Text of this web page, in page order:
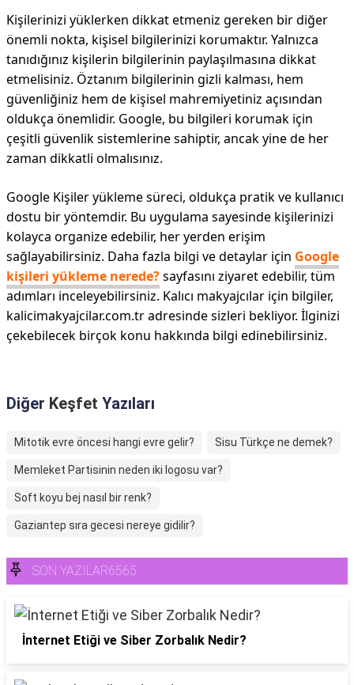
Kişilerinizi yüklerken dikkat etmeniz gereken bir diğer
önemli nokta, kişisel bilgilerinizi korumaktır. Yalnızca
tanıdığınız kişilerin bilgilerinin paylaşılmasına dikkat
etmelisiniz. Öztanım bilgilerinin gizli kalması, hem
güvenliğiniz hem de kişisel mahremiyetiniz açısından
oldukça önemlidir. Google, bu bilgileri korumak için
çeşitli güvenlik sistemlerine sahiptir, ancak yine de her
zaman dikkatli olmalısınız.
Google Kişiler yükleme süreci, oldukça pratik ve kullanıcı
dostu bir yöntemdir. Bu uygulama sayesinde kişilerinizi
kolayca organize edebilir, her yerden erişim
sağlayabilirsiniz. Daha fazla bilgi ve detaylar için Google
kişileri yükleme nerede?sayfasını ziyaret edebilir, tüm
adımları inceleyebilirsiniz. Kalıcı makyajcılar için bilgiler,
kalicimakyajcilar.com.tr adresinde sizleri bekliyor. İlginizi
çekebilecek birçok konu hakkında bilgi edinebilirsiniz.
Diğer Keşfet Yazıları
Mitotik evre öncesi hangi evre gelir? Sisu Türkçe ne demek?
Memleket Partisinin neden iki logosu var?
Soft koyu bej nasıl bir renk?
Gaziantep sıra gecesi nereye gidilir?
SON YAZILAR6565
İnternet Etiği ve Siber Zorbalık Nedir?